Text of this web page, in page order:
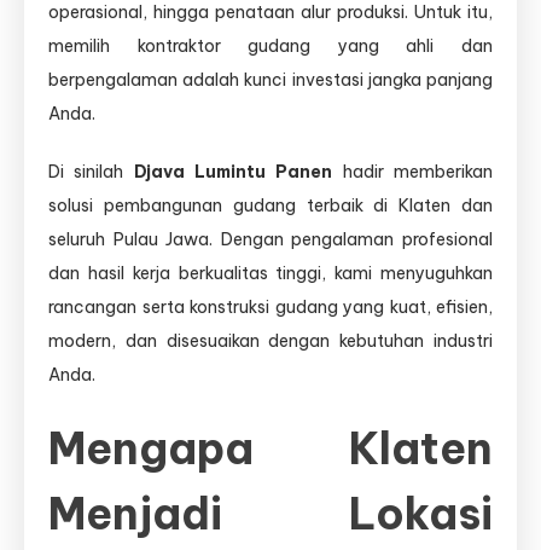
operasional, hingga penataan alur produksi. Untuk itu,
memilih kontraktor gudang yang ahli dan
berpengalaman adalah kunci investasi jangka panjang
Anda.
Di sinilah Djava Lumintu Panen hadir memberikan
solusi pembangunan gudang terbaik di Klaten dan
seluruh Pulau Jawa. Dengan pengalaman profesional
dan hasil kerja berkualitas tinggi, kami menyuguhkan
rancangan serta konstruksi gudang yang kuat, efisien,
modern, dan disesuaikan dengan kebutuhan industri
Anda.
Mengapa Klaten
Menjadi Lokasi